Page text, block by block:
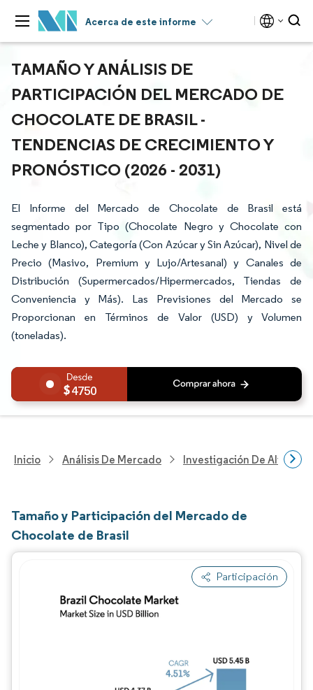
Acerca de este informe
TAMAÑO Y ANÁLISIS DE
PARTICIPACIÓN DEL MERCADO DE
CHOCOLATE DE BRASIL -
TENDENCIAS DE CRECIMIENTO Y
PRONÓSTICO (2026 - 2031)
El Informe del Mercado de Chocolate de Brasil está
segmentado por Tipo (Chocolate Negro y Chocolate con
Leche y Blanco), Categoría (Con Azúcar y Sin Azúcar), Nivel de
Precio (Masivo, Premium y Lujo/Artesanal) y Canales de
Distribución (Supermercados/Hipermercados, Tiendas de
Conveniencia y Más). Las Previsiones del Mercado se
Proporcionan en Términos de Valor (USD) y Volumen
(toneladas).
4750
Inicio Análisis De Mercado Investigación De
Tamaño y Participación del Mercado de
Chocolate de Brasil
Participación